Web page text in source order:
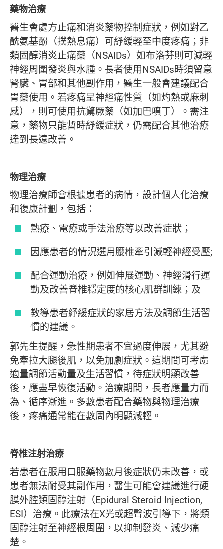
藥物治療
醫生會處方止痛和消炎藥物控制症狀，例如對乙
酰氨基酚（撲熱息痛）可紓緩輕至中度疼痛；非
類固醇消炎止痛藥（NSAIDs）如布洛芬則可減輕
神經周圍發炎與水腫。長者使用NSAIDs時須留意
腎臟、胃部和其他副作用，醫生一般會建議配合
胃藥使用。若疼痛呈神經痛性質（如灼熱或麻刺
感），則可使用抗驚厥藥（如加巴噴丁）。需注
意，藥物只能暫時紓緩症狀，仍需配合其他治療
達到長遠改善。
物理治療
物理治療師會根據患者的病情，設計個人化治療
和復康計劃，包括：
熱療、電療或手法治療等以改善症狀；
因應患者的情況選用腰椎牽引減輕神經受壓;
配合運動治療，例如伸展運動、神經滑行運
動及改善脊椎穩定度的核心肌群訓練；及
教導患者紓緩症狀的家居方法及調節生活習
慣的建議。
郭先生提醒，急性期患者不宜過度伸展，尤其避
免牽拉大腿後肌，以免加劇症狀。這期間可考慮
適量調節活動量及生活習慣，待症狀明顯改善
後，應盡早恢復活動。治療期間，長者應量力而
為、循序漸進。多數患者配合藥物與物理治療
後，疼痛通常能在數周內明顯減輕。
脊椎注射治療
若患者在服用口服藥物數月後症狀仍未改善，或
患者無法耐受其副作用，醫生可能會建議進行硬
膜外腔類固醇注射（Epidural Steroid Injection,
ESI）治療。此療法在X光或超聲波引導下，將類
固醇注射至神經根周圍，以抑制發炎、減少痛
楚。